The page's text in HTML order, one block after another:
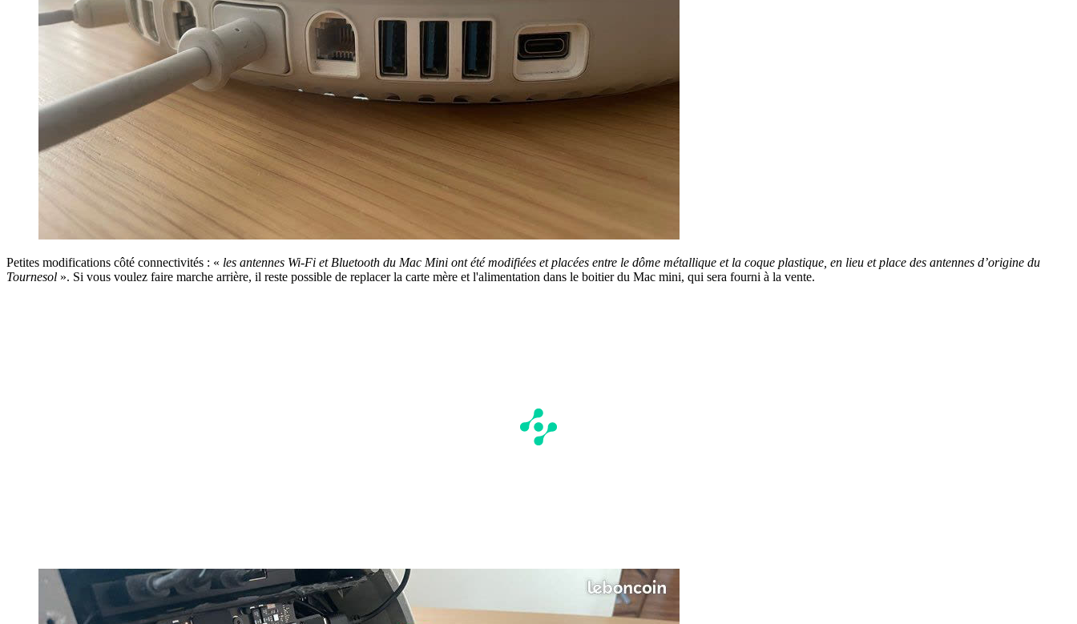
Petites modifications côté connectivités : « les antennes Wi-Fi et Bluetooth du Mac Mini ont été modifiées et placées entre le dôme métallique et la coque plastique, en lieu et place des antennes d’origine du
Tournesol ». Si vous voulez faire marche arrière, il reste possible de replacer la carte mère et l'alimentation dans le boitier du Mac mini, qui sera fourni à la vente.